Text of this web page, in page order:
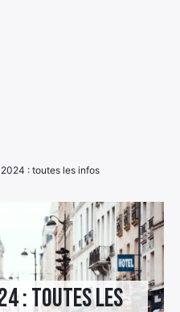
: toutes les
: toutes les infos
Élément
menu
Élément
de
menu